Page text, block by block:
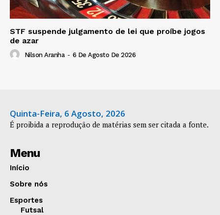
STF suspende julgamento de lei que proíbe jogos
de azar
Nilson Aranha - 6 De Agosto De 2026
Quinta-Feira, 6 Agosto, 2026
É proibida a reprodução de matérias sem ser citada a fonte.
Menu
Início
Sobre nós
Esportes
Futsal